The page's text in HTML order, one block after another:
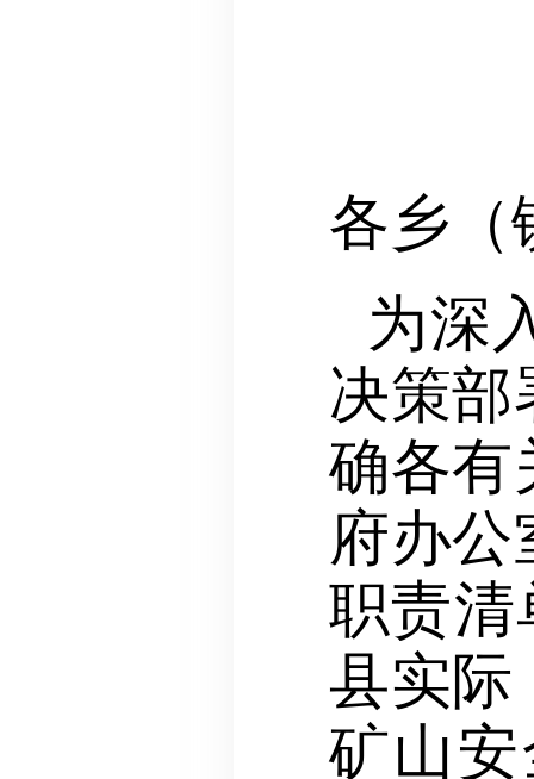
各乡（
为深
决策部
确各有
府办
职责清
县实际
矿山